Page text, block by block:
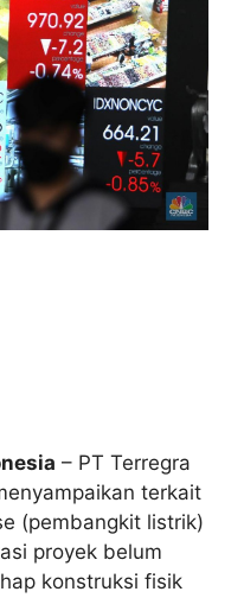
– PT Terregra
terkait
(pembangkit listrik)
proyek belum
konstruksi fisik